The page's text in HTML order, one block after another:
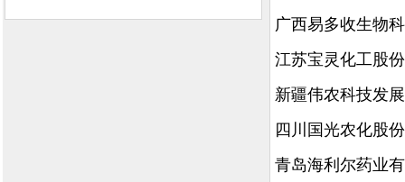
广西易多收生物
江苏宝灵化工股
新疆伟农科技发
四川国光农化股
青岛海利尔药业